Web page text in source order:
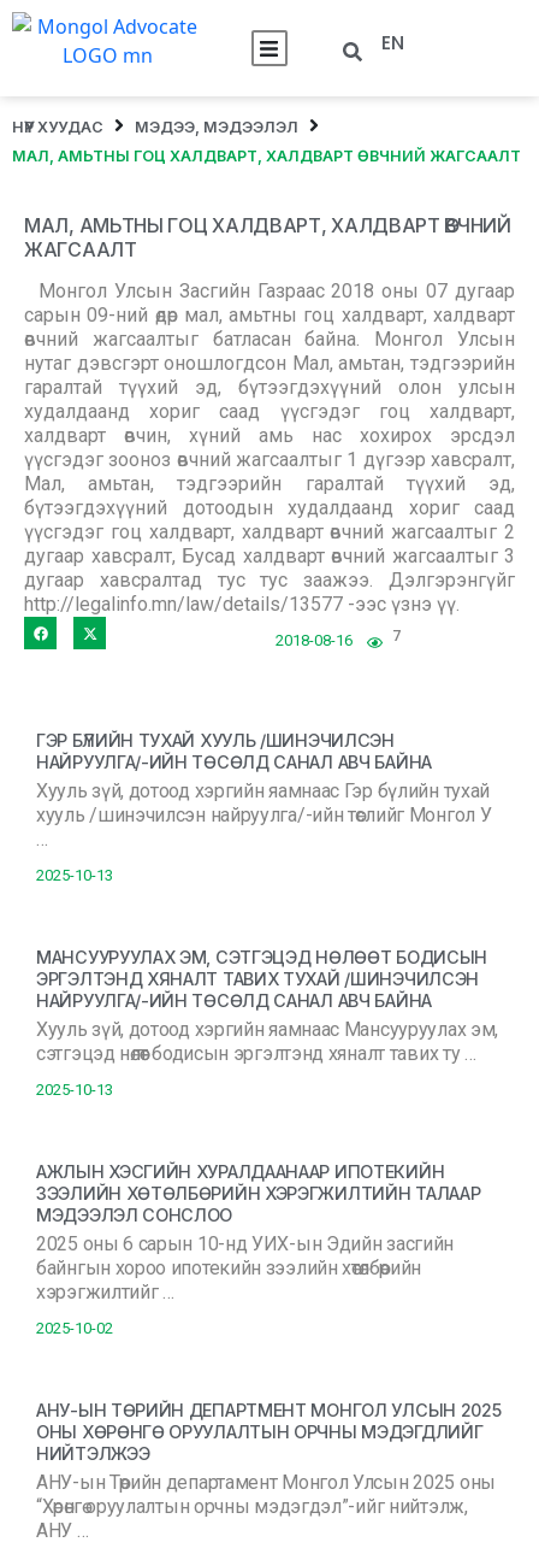
EN
НҮҮР ХУУДАС
МЭДЭЭ, МЭДЭЭЛЭЛ
МАЛ, АМЬТНЫ ГОЦ ХАЛДВАРТ, ХАЛДВАРТ ӨВЧНИЙ ЖАГСААЛТ
МАЛ, АМЬТНЫ ГОЦ ХАЛДВАРТ, ХАЛДВАРТ ӨВЧНИЙ
ЖАГСААЛТ
Монгол Улсын Засгийн Газраас 2018 оны 07 дугаар
сарын 09-ний өдөр мал, амьтны гоц халдварт, халдварт
өвчний жагсаалтыг батласан байна. Монгол Улсын
нутаг дэвсгэрт оношлогдсон Мал, амьтан, тэдгээрийн
гаралтай түүхий эд, бүтээгдэхүүний олон улсын
худалдаанд хориг саад үүсгэдэг гоц халдварт,
халдварт өвчин, хүний амь нас хохирох эрсдэл
үүсгэдэг зооноз өвчний жагсаалтыг 1 дүгээр хавсралт,
Мал, амьтан, тэдгээрийн гаралтай түүхий эд,
бүтээгдэхүүний дотоодын худалдаанд хориг саад
үүсгэдэг гоц халдварт, халдварт өвчний жагсаалтыг 2
дугаар хавсралт, Бусад халдварт өвчний жагсаалтыг 3
дугаар хавсралтад тус тус заажээ. Дэлгэрэнгүйг
http://legalinfo.mn/law/details/13577 -ээс үзнэ үү.
2018-08-16 7
ГЭР БҮЛИЙН ТУХАЙ ХУУЛЬ /ШИНЭЧИЛСЭН
НАЙРУУЛГА/-ИЙН ТӨСӨЛД САНАЛ АВЧ БАЙНА
Хууль зүй, дотоод хэргийн яамнаас Гэр бүлийн тухай
хууль /шинэчилсэн найруулга/-ийн төслийг Монгол У
…
2025-10-13
МАНСУУРУУЛАХ ЭМ, СЭТГЭЦЭД НӨЛӨӨТ БОДИСЫН
ЭРГЭЛТЭНД ХЯНАЛТ ТАВИХ ТУХАЙ /ШИНЭЧИЛСЭН
НАЙРУУЛГА/-ИЙН ТӨСӨЛД САНАЛ АВЧ БАЙНА
Хууль зүй, дотоод хэргийн яамнаас Мансууруулах эм,
сэтгэцэд нөлөөт бодисын эргэлтэнд хяналт тавих ту …
2025-10-13
АЖЛЫН ХЭСГИЙН ХУРАЛДААНААР ИПОТЕКИЙН
ЗЭЭЛИЙН ХӨТӨЛБӨРИЙН ХЭРЭГЖИЛТИЙН ТАЛААР
МЭДЭЭЛЭЛ СОНСЛОО
2025 оны 6 сарын 10-нд УИХ-ын Эдийн засгийн
байнгын хороо ипотекийн зээлийн хөтөлбөрийн
хэрэгжилтийг …
2025-10-02
АНУ-ЫН ТӨРИЙН ДЕПАРТМЕНТ МОНГОЛ УЛСЫН 2025
ОНЫ ХӨРӨНГӨ ОРУУЛАЛТЫН ОРЧНЫ МЭДЭГДЛИЙГ
НИЙТЭЛЖЭЭ
АНУ-ын Төрийн департамент Монгол Улсын 2025 оны
“Хөрөнгө оруулалтын орчны мэдэгдэл”-ийг нийтэлж,
АНУ …